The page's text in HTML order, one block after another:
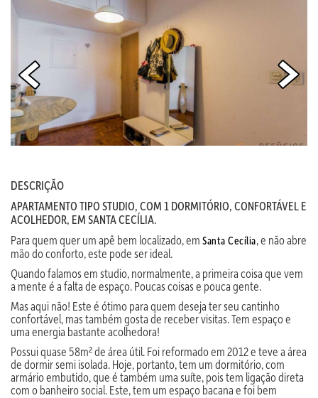
DESCRIÇÃO
APARTAMENTO TIPO STUDIO, COM 1 DORMITÓRIO, CONFORTÁVEL E
ACOLHEDOR, EM SANTA CECÍLIA.
Para quem quer um apê bem localizado, em Santa Cecília, e não abre
mão do conforto, este pode ser ideal.
Quando falamos em studio, normalmente, a primeira coisa que vem
a mente é a falta de espaço. Poucas coisas e pouca gente.
Mas aqui não! Este é ótimo para quem deseja ter seu cantinho
confortável, mas também gosta de receber visitas. Tem espaço e
uma energia bastante acolhedora!
Possui quase 58m² de área útil. Foi reformado em 2012 e teve a área
de dormir semi isolada. Hoje, portanto, tem um dormitório, com
armário embutido, que é também uma suíte, pois tem ligação direta
com o banheiro social. Este, tem um espaço bacana e foi bem